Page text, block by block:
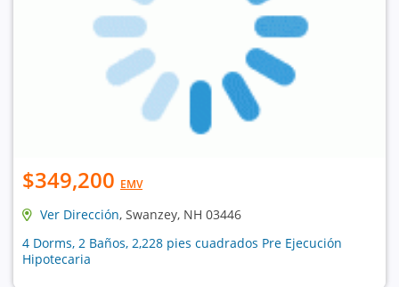
$349,200 EMV
Ver Dirección, Swanzey, NH 03446
4 Dorms, 2 Baños, 2,228 pies cuadrados Pre Ejecución
Hipotecaria